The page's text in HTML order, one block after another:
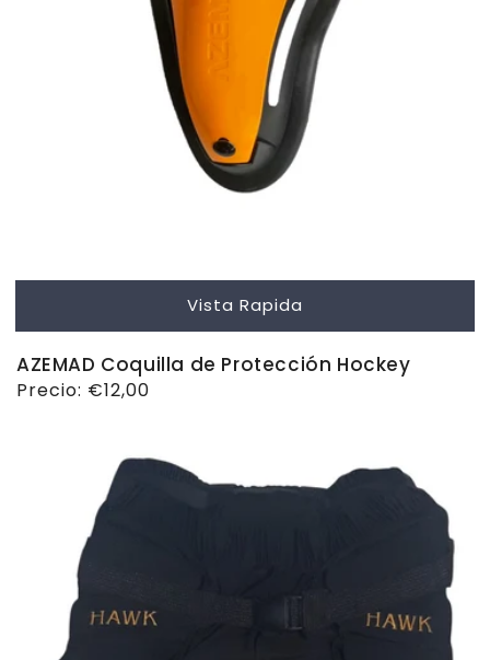
Vista Rapida
AZEMAD Coquilla de Protección Hockey
Precio
Precio: €12,00